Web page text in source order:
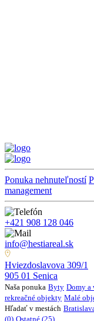
Ponuka nehnuteľností
management
+421 908 128 046
info@hestiareal.sk
Hviezdoslavova 309/1
905 01 Senica
Naša ponuka Byty Domy
rekreačné objekty Malé
Hľadať v mestách
(0) Ostatné (25)